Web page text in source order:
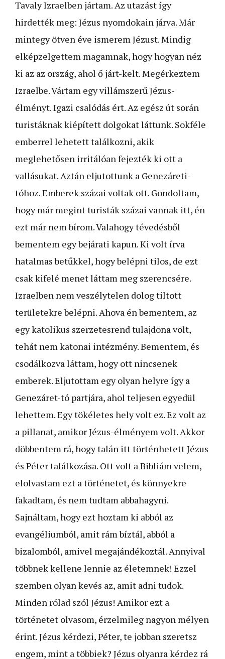
Tavaly Izraelben jártam. Az utazást így
hirdették meg: Jézus nyomdokain járva. Már
mintegy ötven éve ismerem Jézust. Mindig
elképzelgettem magamnak, hogy hogyan néz
ki az az ország, ahol ő járt-kelt. Megérkeztem
Izraelbe. Vártam egy villámszerű Jézus-
élményt. Igazi csalódás ért. Az egész út során
turistáknak kiépített dolgokat láttunk. Sokféle
emberrel lehetett találkozni, akik
meglehetősen irritálóan fejezték ki ott a
vallásukat. Aztán eljutottunk a Genezáreti-
tóhoz. Emberek százai voltak ott. Gondoltam,
hogy már megint turisták százai vannak itt, én
ezt már nem bírom. Valahogy tévedésből
bementem egy bejárati kapun. Ki volt írva
hatalmas betűkkel, hogy belépni tilos, de ezt
csak kifelé menet láttam meg szerencsére.
Izraelben nem veszélytelen dolog tiltott
területekre belépni. Ahova én bementem, az
egy katolikus szerzetesrend tulajdona volt,
tehát nem katonai intézmény. Bementem, és
csodálkozva láttam, hogy ott nincsenek
emberek. Eljutottam egy olyan helyre így a
Genezáret-tó partjára, ahol teljesen egyedül
lehettem. Egy tökéletes hely volt ez. Ez volt az
a pillanat, amikor Jézus-élményem volt. Akkor
döbbentem rá, hogy talán itt történhetett Jézus
és Péter találkozása. Ott volt a Bibliám velem,
elolvastam ezt a történetet, és könnyekre
fakadtam, és nem tudtam abbahagyni.
Sajnáltam, hogy ezt hoztam ki abból az
evangéliumból, amit rám bíztál, abból a
bizalomból, amivel megajándékoztál. Annyival
többnek kellene lennie az életemnek! Ezzel
szemben olyan kevés az, amit adni tudok.
Minden rólad szól Jézus! Amikor ezt a
történetet olvasom, érzelmileg nagyon mélyen
érint. Jézus kérdezi, Péter, te jobban szeretsz
engem, mint a többiek? Jézus olyanra kérdez rá